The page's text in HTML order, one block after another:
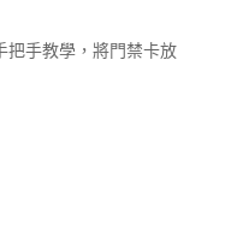
把手教學，將門禁卡放